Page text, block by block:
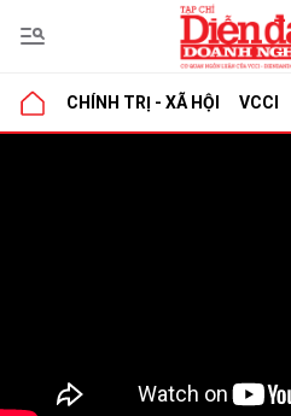
CHÍNH TRỊ - XÃ HỘI VCCI